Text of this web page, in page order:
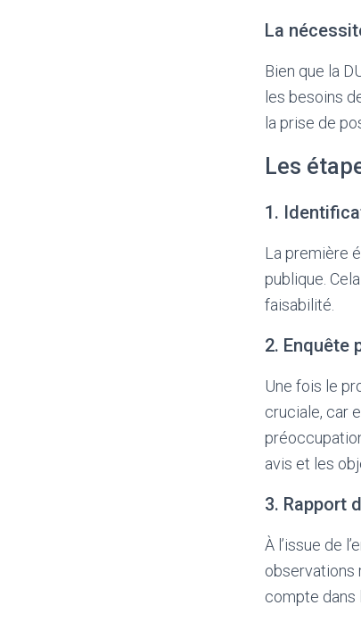
La
Bien que la
les besoins
la prise de
Les
1.
La première
publique.
faisabilité.
2. Enquête
Une fois le
cruciale, car
avis et les
3. Rapport
À l’issue de
observations
compte dans